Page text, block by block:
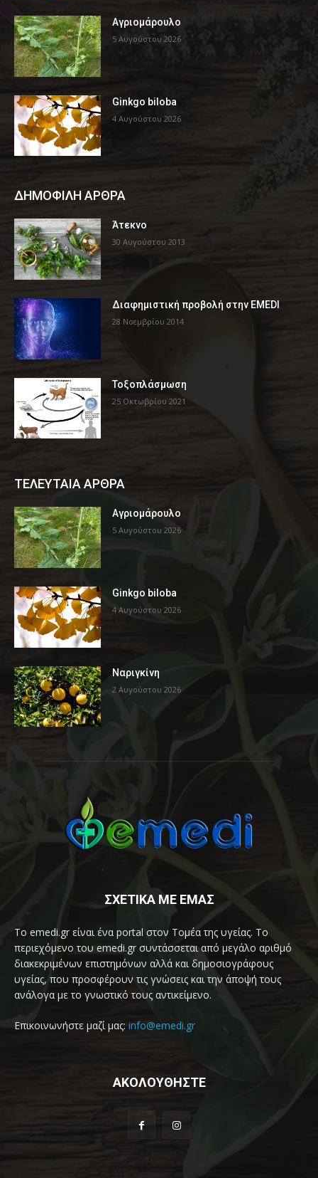
Αγριομάρουλο
5 Αυγούστου 2026
Ginkgo biloba
4 Αυγούστου 2026
ΔΗΜΟΦΙΛΗ ΑΡΘΡΑ
Άτεκνο
30 Αυγούστου 2013
Διαφημιστική προβολή στην EMEDI
28 Νοεμβρίου 2014
Τοξοπλάσμωση
25 Οκτωβρίου 2021
ΤΕΛΕΥΤΑΙΑ ΑΡΘΡΑ
Αγριομάρουλο
5 Αυγούστου 2026
Ginkgo biloba
4 Αυγούστου 2026
Ναριγκίνη
2 Αυγούστου 2026
ΣΧΕΤΙΚΑ ΜΕ ΕΜΑΣ
Το emedi.gr είναι ένα portal στον Τομέα της υγείας. Το
περιεχόμενο του emedi.gr συντάσσεται από μεγάλο αριθμό
διακεκριμένων επιστημόνων αλλά και δημοσιογράφους
υγείας, που προσφέρουν τις γνώσεις και την άποψή τους
ανάλογα με το γνωστικό τους αντικείμενο.
Επικοινωνήστε μαζί μας: info@emedi.gr
ΑΚΟΛΟΥΘΗΣΤΕ